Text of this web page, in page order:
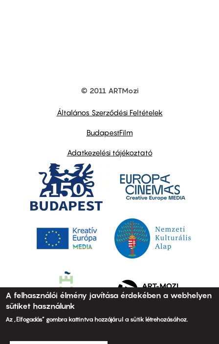
© 2011 ARTMozi
Általános Szerződési Feltételek
BudapestFilm
Adatkezelési tájékoztató
A felhasználói élmény javítása érdekében a webhelyen
sütiket használunk
Az „Elfogadás” gombra kattintva hozzájárul a sütik létrehozásához.